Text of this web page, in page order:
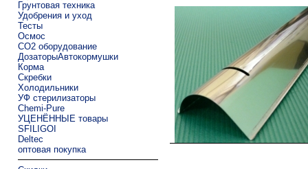
Грунтовая техника
Удобрения и уход
Тесты
Осмос
CO2 оборудование
ДозаторыАвтокормушки
Корма
Скребки
Холодильники
УФ стерилизаторы
Chemi-Pure
УЦЕНЁННЫЕ товары
SFILIGOI
Deltec
оптовая покупка